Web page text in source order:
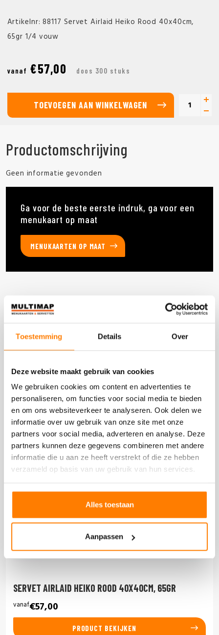
Toestemming Details Over
Deze website maakt gebruik van cookies
We gebruiken cookies om content en advertenties te
personaliseren, om functies voor social media te bieden
en om ons websiteverkeer te analyseren. Ook delen we
informatie over uw gebruik van onze site met onze
partners voor social media, adverteren en analyse. Deze
partners kunnen deze gegevens combineren met andere
informatie die u aan ze heeft verstrekt of die ze hebben
verzameld op basis van uw gebruik van hun services.
Alles toestaan
Aanpassen
Artikelnr: 88117 Servet Airlaid Heiko Rood 40x40cm,
65gr 1/4 vouw
vanaf €57,00 doos 300 stuks
TOEVOEGEN AAN WINKELWAGEN
Productomschrijving
Geen informatie gevonden
Ga voor de beste eerste indruk, ga voor een
menukaart op maat
MENUKAARTEN OP MAAT
Deze producten heb je eerder bekeken
DOOS 300 STUKS
SERVET AIRLAID HEIKO ROOD 40X40CM, 65GR
vanaf€57,00
PRODUCT BEKIJKEN